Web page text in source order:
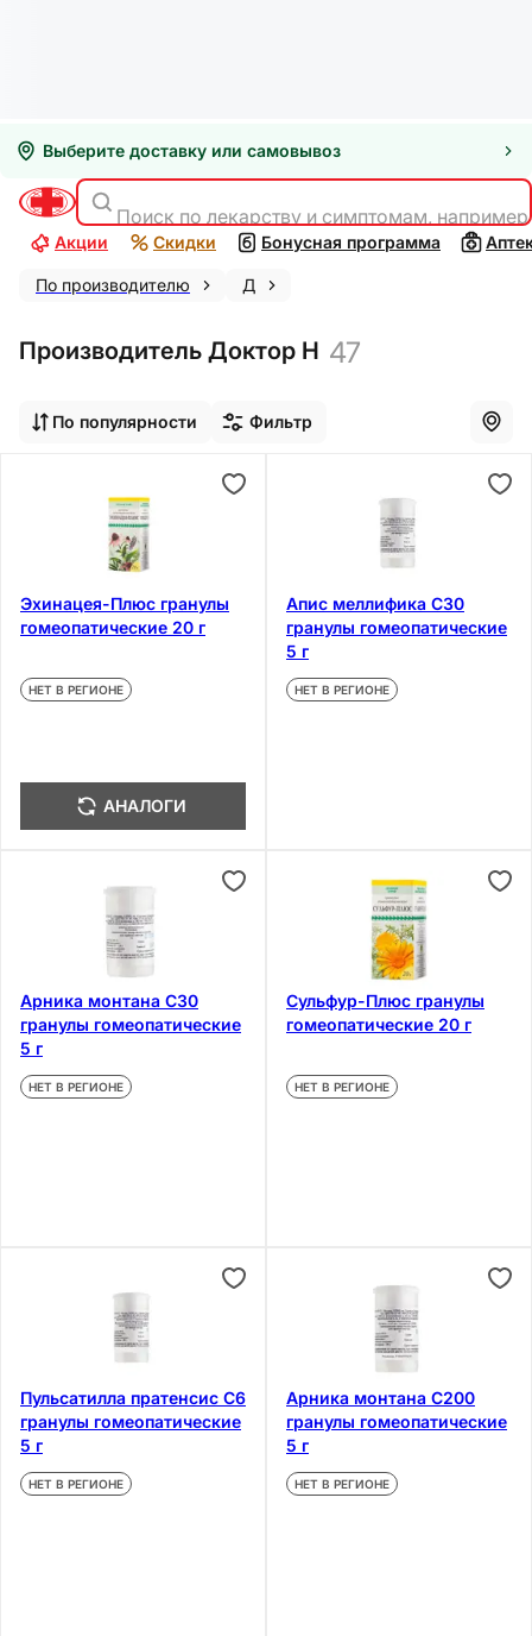
Выберите доставку или самовывоз
Поиск по лекарству и симптомам,
Акции Скидки Бонусная программа
По производителю Д
Производитель Доктор Н 47
По популярности Фильтр
Эхинацея-Плюс гранулы
гомеопатические 20 г
НЕТ В РЕГИОНЕ
АНАЛОГИ
Апис меллифика С30
гранулы гомеопатические
5 г
НЕТ В РЕГИОНЕ
Арника монтана С30
гранулы гомеопатические
5 г
НЕТ В РЕГИОНЕ
Сульфур-Плюс гранулы
гомеопатические 20 г
НЕТ В РЕГИОНЕ
Пульсатилла пратенсис С6
гранулы гомеопатические
5 г
НЕТ В РЕГИОНЕ
Арника монтана С200
гранулы гомеопатические
5 г
НЕТ В РЕГИОНЕ